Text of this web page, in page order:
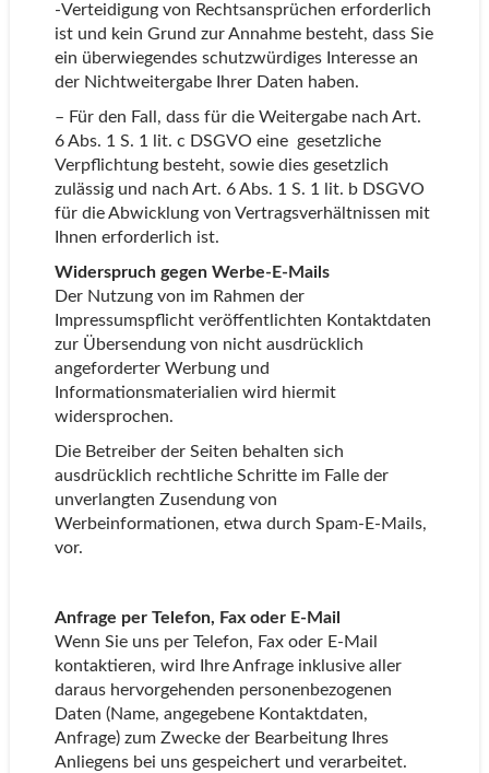
-Verteidigung von Rechtsansprüchen erforderlich
ist und kein Grund zur Annahme besteht, dass Sie
ein überwiegendes schutzwürdiges Interesse an
der Nichtweitergabe Ihrer Daten haben.
– Für den Fall, dass für die Weitergabe nach Art.
6 Abs. 1 S. 1 lit. c DSGVO eine gesetzliche
Verpflichtung besteht, sowie dies gesetzlich
zulässig und nach Art. 6 Abs. 1 S. 1 lit. b DSGVO
für die Abwicklung von Vertragsverhältnissen mit
Ihnen erforderlich ist.
Widerspruch gegen Werbe-E-Mails
Der Nutzung von im Rahmen der
Impressumspflicht veröffentlichten Kontaktdaten
zur Übersendung von nicht ausdrücklich
angeforderter Werbung und
Informationsmaterialien wird hiermit
widersprochen.
Die Betreiber der Seiten behalten sich
ausdrücklich rechtliche Schritte im Falle der
unverlangten Zusendung von
Werbeinformationen, etwa durch Spam-E-Mails,
vor.
Anfrage per Telefon, Fax oder E-Mail
Wenn Sie uns per Telefon, Fax oder E-Mail
kontaktieren, wird Ihre Anfrage inklusive aller
daraus hervorgehenden personenbezogenen
Daten (Name, angegebene Kontaktdaten,
Anfrage) zum Zwecke der Bearbeitung Ihres
Anliegens bei uns gespeichert und verarbeitet.